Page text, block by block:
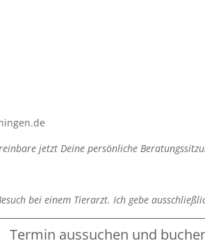
jetzt Deine persönliche
bei einem Tierarzt. Ich gebe
Termin aussuchen und